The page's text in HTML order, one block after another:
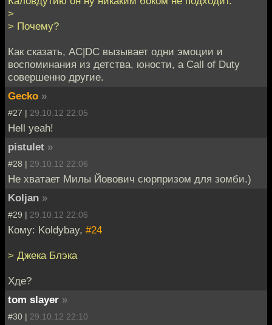
>
> Почему?
Как сказать, AC|DC вызывает одни эмоции и
воспоминания из детства, юности, а Call of Duty
совершенно другие.
Gecko »
#27 | 29.10.12 22:05
Hell yeah!
pistulet »
#28 | 29.10.12 22:06
Не хватает Милы Йовович сюрпризом для зомби.)
Koljan »
#29 | 29.10.12 22:06
Кому: Koldybay, #24
> Джека Блэка
Хде?
tom slayer »
#30 | 29.10.12 22:10